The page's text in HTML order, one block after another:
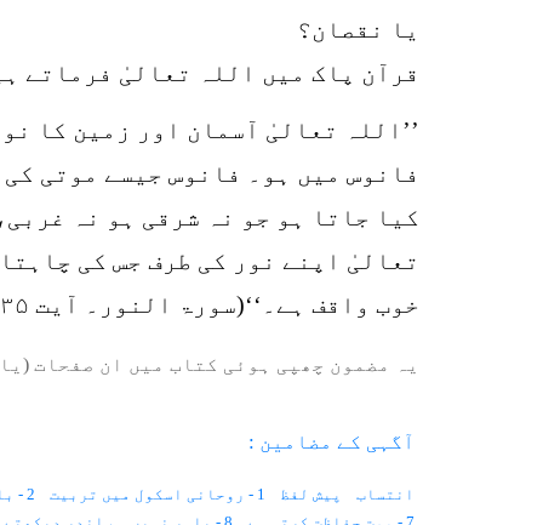
یا نقصان؟
قرآن پاک میں اللہ تعالیٰ فرماتے
’’اللہ تعالیٰ آسمان اور زمین کا
فانوس میں ہو۔ فانوس جیسے موتی
کیا جاتا ہو جو نہ شرقی ہو نہ
تعالیٰ اپنے نور کی طرف جس کی
خوب واقف ہے۔‘‘(سورۃ النور۔ آیت ۳۵)
یہ مضمون چھپی ہوئی کتاب میں ان صفحات
آگہی کے مضامین :
انتساب پیش لفظ 1 - روحانی اسکول میں تربیت
2 - با اختیار بے اختیار زندگی